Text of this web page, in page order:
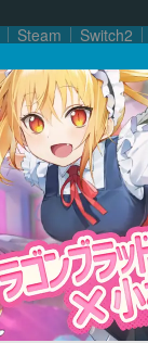
Steam Switch2